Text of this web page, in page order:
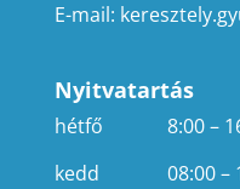
E-mail:
Nyitvatartás
hétfő
8:00 –
kedd
08:00 –